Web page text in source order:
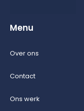
Menu
Over ons
Contact
Ons werk